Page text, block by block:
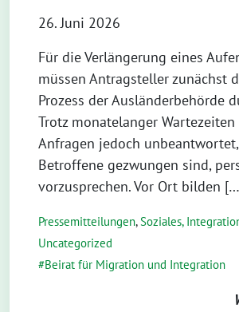
26. Juni 2026
Für die Verlängerung eines
müssen Antragsteller zunächst
Prozess der Ausländerbehörde
Trotz monatelanger
Anfragen jedoch
Betroffene gezwungen sind,
vorzusprechen. Vor Ort bilden
Pressemitteilungen,Soziales,
Uncategorized
Beirat für Migration und Integration